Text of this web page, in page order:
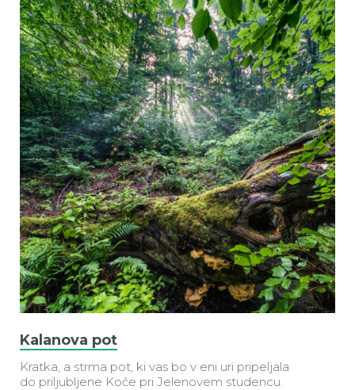
Kalanova pot
Kratka, a strma pot, ki vas bo v eni uri pripeljala
do priljubljene Koče pri Jelenovem studencu.